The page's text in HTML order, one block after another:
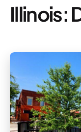
Illinois: